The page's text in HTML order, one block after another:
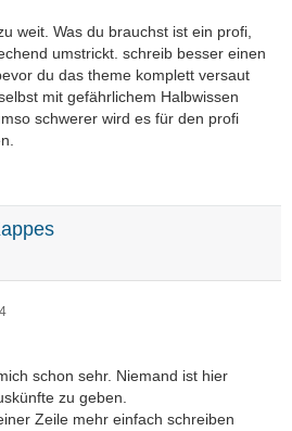
weit. Was du brauchst ist ein profi,
umstrickt. schreib besser einen
du das theme komplett versaut
mit gefährlichem Halbwissen
schwerer wird es für den profi
schon sehr. Niemand ist hier
zu geben.
Zeile mehr einfach schreiben